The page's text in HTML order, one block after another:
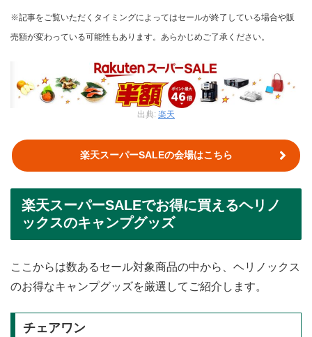
※記事をご覧いただくタイミングによってはセールが終了している場合や販
売額が変わっている可能性もあります。あらかじめご了承ください。
出典: 楽天
楽天スーパーSALEの会場はこちら
楽天スーパーSALEでお得に買えるヘリノ
ックスのキャンプグッズ
ここからは数あるセール対象商品の中から、ヘリノックス
のお得なキャンプグッズを厳選してご紹介します。
チェアワン